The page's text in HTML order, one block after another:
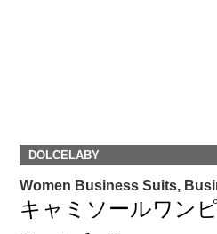
DOLCELABY
Women Business Suits,
キャミソールワン